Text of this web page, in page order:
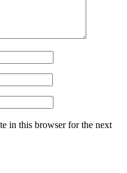
in this browser for the next